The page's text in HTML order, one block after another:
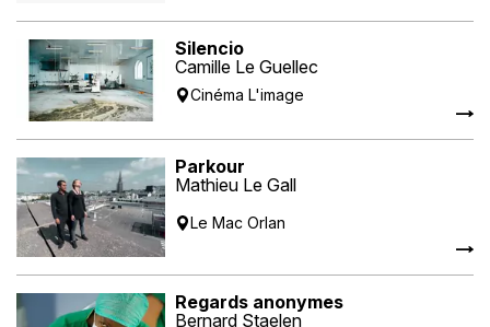
Silencio
Camille Le Guellec
Cinéma L'image
Parkour
Mathieu Le Gall
Le Mac Orlan
Regards anonymes
Bernard Staelen